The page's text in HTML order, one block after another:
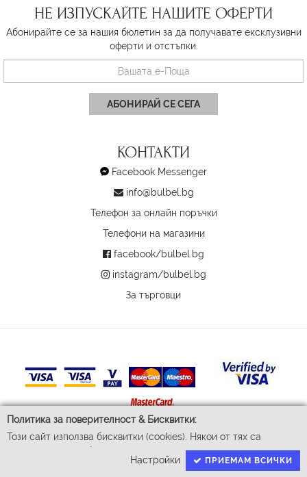
Политика за поверителност & Бисквитки:
Този сайт използва бисквитки (cookies). Някои от тях са
задължителни за функционирането му, докато други ни
помагат да подобрим Вашето преживяване. За да доставим
Настройки ПРИЕМАМ ВСИЧКИ
НЕ ИЗПУСКАЙТЕ НАШИТЕ ОФЕРТИ
Абонирайте се за нашия бюлетин за да получавате ексклузивни
оферти и отстъпки.
АБОНИРАЙ СЕ СЕГА
КОНТАКТИ
Facebook Messenger
info@bulbel.bg
Телефон за онлайн поръчки
Телефони на магазини
facebook/bulbel.bg
instagram/bulbel.bg
За търговци
© 2026 Бул-Бел ЕООД
Всички права запазени